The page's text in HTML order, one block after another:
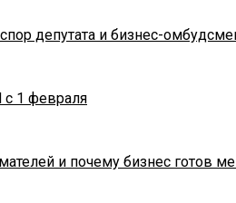
депутата и бизнес-
с 1 февраля
и почему бизнес готов